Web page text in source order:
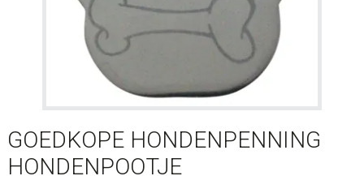
GOEDKOPE HONDENPENNING
HONDENPOOTJE